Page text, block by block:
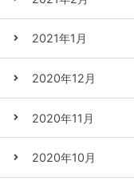
2021年1月
2020年12月
2020年11月
2020年10月